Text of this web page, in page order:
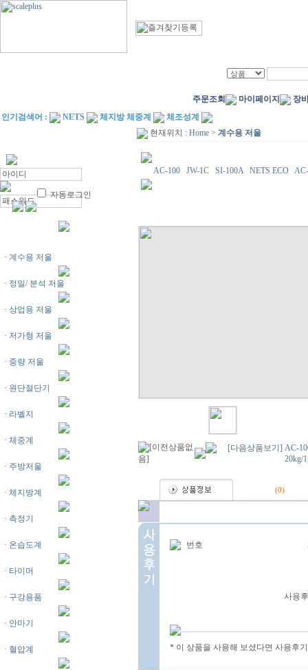
주문조회 마이페이지
장
인기검색어 :
NETS 체지방 체중계 체조성계
자동로그인
· 계수용 저울
· 정밀/ 분석 저울
· 상업용 저울
· 저가형 저울
· 중량 저울
· 원단절단기
· 라벨지
· 체중계
· 주방저울
· 체지방계
· 측정기
· 온습도계
· 타이머
· 구강용품
· 안마기
· 혈압계
현재위치 : Home > 계수용 저울
AC-100 JW-1C SI-100A NETS ECO
(0)
번호
사용
* 이 상품을 사용해 보셨다면 사용후